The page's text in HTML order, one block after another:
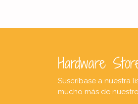
Hardware
Suscríbase a nuestra
mucho más de